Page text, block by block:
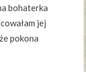
bohaterka
jej
pokona